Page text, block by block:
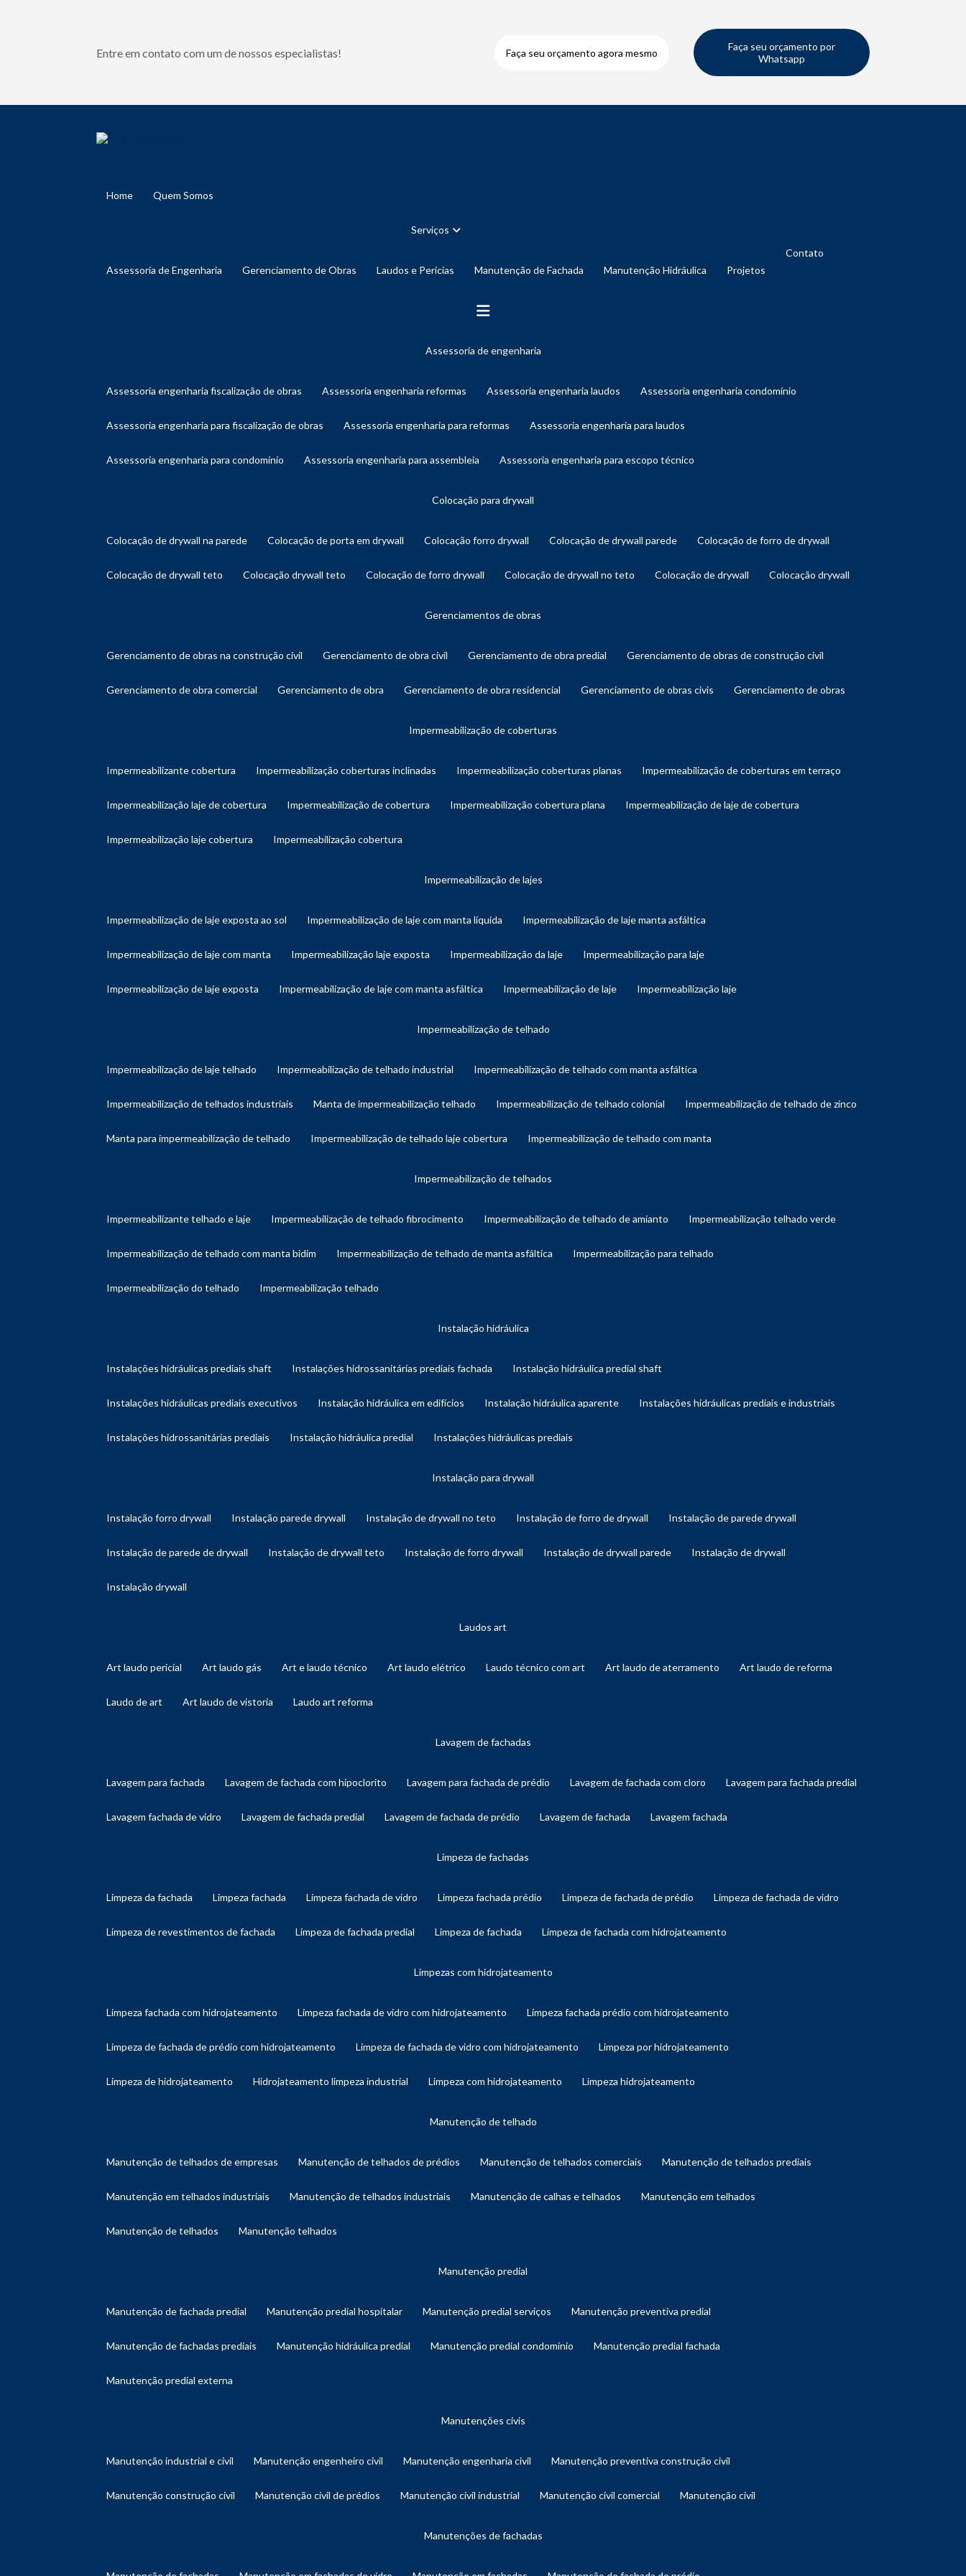
Entre em contato com um de nossos especialistas! Faça seu orçamento agora mesmo
Faça seu orçamento por
Whatsapp
Home Quem Somos
Serviços
Assessoria de Engenharia Gerenciamento de Obras Laudos e Perícias Manutenção de Fachada Manutenção Hidráulica Projetos
Contato
assessoria de engenharia
assessoria engenharia fiscalização de obras assessoria engenharia reformas assessoria engenharia laudos assessoria engenharia condomínio
assessoria engenharia para fiscalização de obras assessoria engenharia para reformas assessoria engenharia para laudos
assessoria engenharia para condomínio assessoria engenharia para assembleia assessoria engenharia para escopo técnico
colocação para drywall
colocação de drywall na parede colocação de porta em drywall colocação forro drywall colocação de drywall parede colocação de forro de drywall
colocação de drywall teto colocação drywall teto colocação de forro drywall colocação de drywall no teto colocação de drywall colocação drywall
gerenciamentos de obras
gerenciamento de obras na construção civil gerenciamento de obra civil gerenciamento de obra predial gerenciamento de obras de construção civil
gerenciamento de obra comercial gerenciamento de obra gerenciamento de obra residencial gerenciamento de obras civis gerenciamento de obras
impermeabilização de coberturas
impermeabilizante cobertura impermeabilização coberturas inclinadas impermeabilização coberturas planas impermeabilização de coberturas em terraço
impermeabilização laje de cobertura impermeabilização de cobertura impermeabilização cobertura plana impermeabilização de laje de cobertura
impermeabilização laje cobertura impermeabilização cobertura
impermeabilização de lajes
impermeabilização de laje exposta ao sol impermeabilização de laje com manta líquida impermeabilização de laje manta asfáltica
impermeabilização de laje com manta impermeabilização laje exposta impermeabilização da laje impermeabilização para laje
impermeabilização de laje exposta impermeabilização de laje com manta asfáltica impermeabilização de laje impermeabilização laje
impermeabilização de telhado
impermeabilização de laje telhado impermeabilização de telhado industrial impermeabilização de telhado com manta asfáltica
impermeabilização de telhados industriais manta de impermeabilização telhado impermeabilização de telhado colonial impermeabilização de telhado de zinco
manta para impermeabilização de telhado impermeabilização de telhado laje cobertura impermeabilização de telhado com manta
impermeabilização de telhados
impermeabilizante telhado e laje impermeabilização de telhado fibrocimento impermeabilização de telhado de amianto impermeabilização telhado verde
impermeabilização de telhado com manta bidim impermeabilização de telhado de manta asfáltica impermeabilização para telhado
impermeabilização do telhado impermeabilização telhado
instalação hidráulica
instalações hidráulicas prediais shaft instalações hidrossanitárias prediais fachada instalação hidráulica predial shaft
instalações hidráulicas prediais executivos instalação hidráulica em edifícios instalação hidráulica aparente instalações hidráulicas prediais e industriais
instalações hidrossanitárias prediais instalação hidráulica predial instalações hidráulicas prediais
instalação para drywall
instalação forro drywall instalação parede drywall instalação de drywall no teto instalação de forro de drywall instalação de parede drywall
instalação de parede de drywall instalação de drywall teto instalação de forro drywall instalação de drywall parede instalação de drywall
instalação drywall
laudos art
art laudo pericial art laudo gás art e laudo técnico art laudo elétrico laudo técnico com art art laudo de aterramento art laudo de reforma
laudo de art art laudo de vistoria laudo art reforma
lavagem de fachadas
lavagem para fachada lavagem de fachada com hipoclorito lavagem para fachada de prédio lavagem de fachada com cloro lavagem para fachada predial
lavagem fachada de vidro lavagem de fachada predial lavagem de fachada de prédio lavagem de fachada lavagem fachada
limpeza de fachadas
limpeza da fachada limpeza fachada limpeza fachada de vidro limpeza fachada prédio limpeza de fachada de prédio limpeza de fachada de vidro
limpeza de revestimentos de fachada limpeza de fachada predial limpeza de fachada limpeza de fachada com hidrojateamento
limpezas com hidrojateamento
limpeza fachada com hidrojateamento limpeza fachada de vidro com hidrojateamento limpeza fachada prédio com hidrojateamento
limpeza de fachada de prédio com hidrojateamento limpeza de fachada de vidro com hidrojateamento limpeza por hidrojateamento
limpeza de hidrojateamento hidrojateamento limpeza industrial limpeza com hidrojateamento limpeza hidrojateamento
manutenção de telhado
manutenção de telhados de empresas manutenção de telhados de prédios manutenção de telhados comerciais manutenção de telhados prediais
manutenção em telhados industriais manutenção de telhados industriais manutenção de calhas e telhados manutenção em telhados
manutenção de telhados manutenção telhados
manutenção predial
manutenção de fachada predial manutenção predial hospitalar manutenção predial serviços manutenção preventiva predial
manutenção de fachadas prediais manutenção hidráulica predial manutenção predial condomínio manutenção predial fachada
manutenção predial externa
manutenções civis
manutenção industrial e civil manutenção engenheiro civil manutenção engenharia civil manutenção preventiva construção civil
manutenção construção civil manutenção civil de prédios manutenção civil industrial manutenção civil comercial manutenção civil
manutenções de fachadas